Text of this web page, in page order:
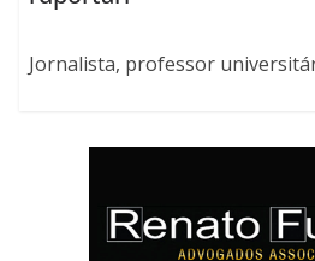
Jornalista, professor